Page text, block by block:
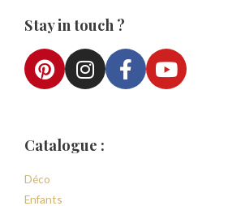
Stay in touch ?
Catalogue :
Déco
Enfants